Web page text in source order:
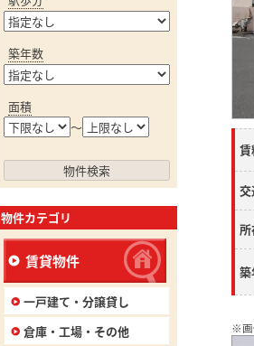
交
築
※画
築年数
面積
～
物件カテゴリ
賃貸物件
一戸建て・分譲貸し
倉庫・工場・その他